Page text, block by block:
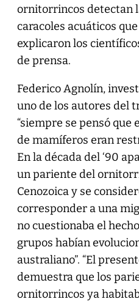
ornitorrincos detectan
caracoles acuáticos
explicaron los
de prensa.
Federico Agnolín,
uno de los autores del
“siempre se pensó
de mamíferos eran
En la década del ‘90
un pariente del
Cenozoica y se
corresponder a una
no cuestionaba el
grupos habían
australiano”. “El
demuestra que los
ornitorrincos ya